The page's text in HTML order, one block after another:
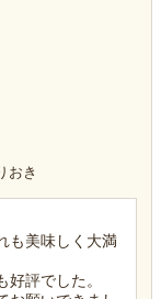
おき
も美味しく大満
好評でした。